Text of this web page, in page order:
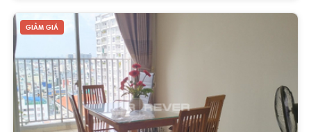
GIẢM GIÁ